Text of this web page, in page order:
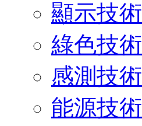
顯示技術
綠色技術
感測技術
能源技術